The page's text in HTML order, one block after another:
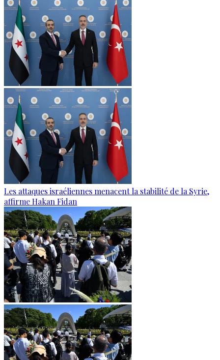
Les attaques israéliennes menacent la stabilité de la Syrie,
affirme Hakan Fidan